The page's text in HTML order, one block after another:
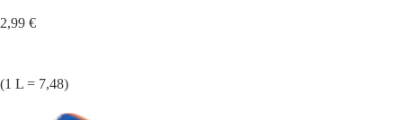
2,99 €
(1 L = 7,48)